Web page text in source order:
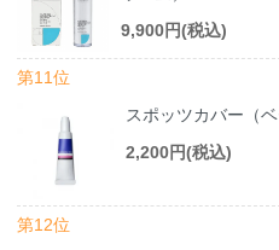
9,900円(税込)
第11位
スポッツカバー（
2,200円(税込)
第12位